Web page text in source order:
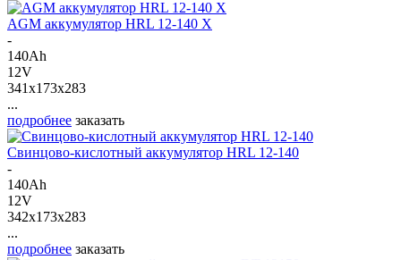
AGM аккумулятор HRL 12-140 X
-
140Ah
12V
341x173x283
...
подробнее заказать
Свинцово-кислотный аккумулятор HRL 12-140
-
140Ah
12V
342x173x283
...
подробнее заказать